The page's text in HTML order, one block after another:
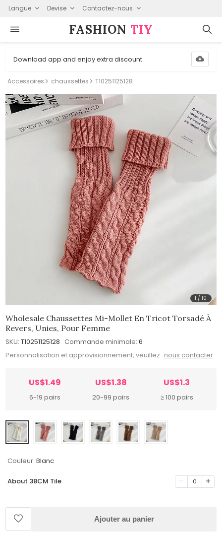
Langue Devise Contactez-nous
FASHION⁠ TIY
Download app and enjoy extra discount
Accessoires chaussettes T10251125128
1 /10
Wholesale Chaussettes Mi-Mollet En Tricot Torsadé À
Revers, Unies, Pour Femme
SKU: T10251125128 Commande minimale: 6
Personnalisation et approvisionnement, veuillez nous contacter
US$1.49
6-19 pairs
US$1.38
20-99 pairs
US$1.3
≥ 100 pairs
Couleur: Blanc
About 38CM Tile 0
Ajouter au panier